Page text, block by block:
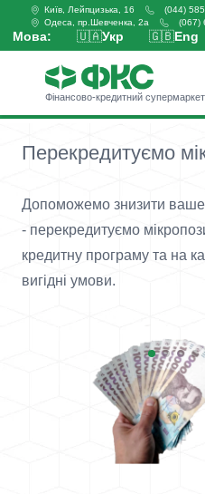
Київ, Лейпцизька, 16
(044)
Одеса, пр.Шевченка, 2а
(067)
Мова: 🇺🇦Укр 🇬🇧Eng
Фінансово-кредитний супермаркет
Перекредитуємо
Допоможемо знизити
- перекредитуємо
кредитну програму та на
вигідні умови.